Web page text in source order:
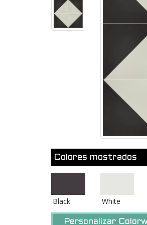
Colores mostrados
Black White
Personalizar